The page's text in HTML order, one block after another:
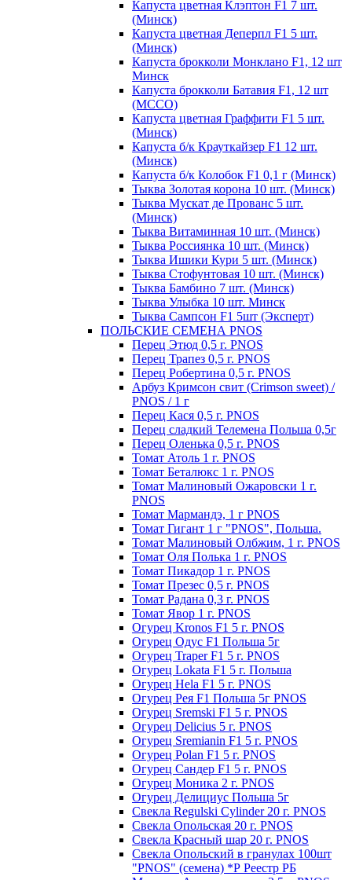
Капуста цветная Клэптон F1 7 шт.
(Минск)
Капуста цветная Деперпл F1 5 шт.
(Минск)
Капуста брокколи Монклано F1, 12 шт
Минск
Капуста брокколи Батавия F1, 12 шт
(МССО)
Капуста цветная Граффити F1 5 шт.
(Минск)
Капуста б/к Крауткайзер F1 12 шт.
(Минск)
Капуста б/к Колобок F1 0,1 г (Минск)
Тыква Золотая корона 10 шт. (Минск)
Тыква Мускат де Прованс 5 шт.
(Минск)
Тыква Витаминная 10 шт. (Минск)
Тыква Россиянка 10 шт. (Минск)
Тыква Ишики Кури 5 шт. (Минск)
Тыква Стофунтовая 10 шт. (Минск)
Тыква Бамбино 7 шт. (Минск)
Тыква Улыбка 10 шт. Минск
Тыква Сампсон F1 5шт (Эксперт)
ПОЛЬСКИЕ СЕМЕНА PNOS
Перец Этюд 0,5 г. PNOS
Перец Трапез 0,5 г. PNOS
Перец Робертина 0,5 г. PNOS
Арбуз Кримсон свит (Crimson sweet) /
PNOS / 1 г
Перец Кася 0,5 г. PNOS
Перец сладкий Телемена Польша 0,5г
Перец Оленька 0,5 г. PNOS
Томат Атоль 1 г. PNOS
Томат Беталюкс 1 г. PNOS
Томат Малиновый Ожаровски 1 г.
PNOS
Томат Мармандэ, 1 г PNOS
Томат Гигант 1 г "PNOS", Польша.
Томат Малиновый Олбжим, 1 г. PNOS
Томат Оля Полька 1 г. PNOS
Томат Пикадор 1 г. PNOS
Томат Презес 0,5 г. PNOS
Toмaт Рaдaнa 0,3 г. PNOS
Томат Явор 1 г. PNOS
Огурец Kronos F1 5 г. PNOS
Огурец Одус F1 Польша 5г
Огурец Traper F1 5 г. PNOS
Огурец Lokata F1 5 г. Польша
Огурец Hela F1 5 г. PNOS
Огурец Рея F1 Польша 5г PNOS
Огурец Sremski F1 5 г. PNOS
Огурец Delicius 5 г. PNOS
Огурец Sremianin F1 5 г. PNOS
Огурец Polan F1 5 г. PNOS
Огурец Сандер F1 5 г. PNOS
Огурец Моника 2 г. PNOS
Огурец Делициус Польша 5г
Свекла Regulski Cylinder 20 г. PNOS
Свекла Опольская 20 г. PNOS
Свекла Красный шар 20 г. PNOS
Свекла Опольский в гранулах 100шт
"PNOS" (семена) *Р Реестр РБ